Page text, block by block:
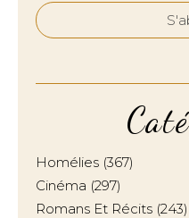
Homélies (367)
Cinéma (297)
Romans Et Récits (243)